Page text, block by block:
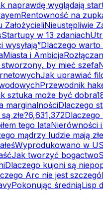
naprawdę wyglądają
Rentowność na
ZałożycieliNieustępliwie
Startupy w 13 zdaniach
wysyłają”Dlaczego warto
Miasta i Ambicja
stworzony, by mieć szefa
Jak uprawiać
Przewodnik
sztuka może być dobra
marginalnościDlaczego
złe?6,631,372Dlaczego
tego lataNierówności
mądrzy ludzie mają
Wyprodukowano w
Jak tworzyć bogactwo
Dlaczego kujoni są
Arc nie jest
Pokonując średniąLisp